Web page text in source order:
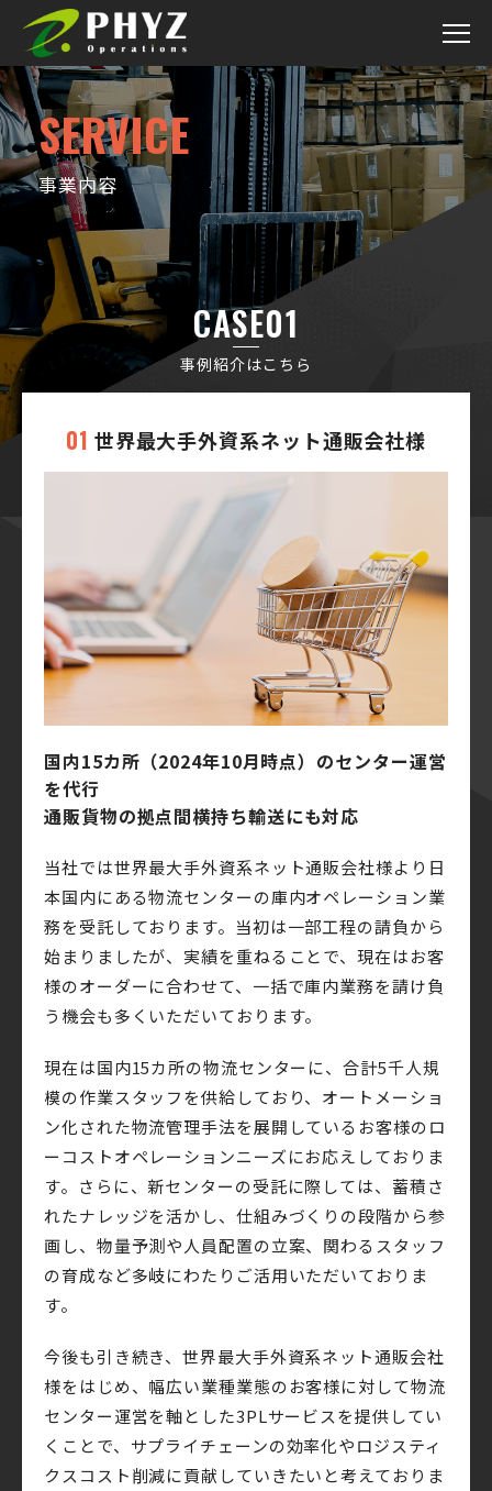
SERVICE
事業内容
CASE01
事例紹介はこちら
01 世界最大手外資系ネット通販会社様
国内15カ所（2024年10月時点）のセンター運営
を代行
通販貨物の拠点間横持ち輸送にも対応
当社では世界最大手外資系ネット通販会社様より日
本国内にある物流センターの庫内オペレーション業
務を受託しております。当初は一部工程の請負から
始まりましたが、実績を重ねることで、現在はお客
様のオーダーに合わせて、一括で庫内業務を請け負
う機会も多くいただいております。
現在は国内15カ所の物流センターに、合計5千人規
模の作業スタッフを供給しており、オートメーショ
ン化された物流管理手法を展開しているお客様のロ
ーコストオペレーションニーズにお応えしておりま
す。さらに、新センターの受託に際しては、蓄積さ
れたナレッジを活かし、仕組みづくりの段階から参
画し、物量予測や人員配置の立案、関わるスタッフ
の育成など多岐にわたりご活用いただいておりま
す。
今後も引き続き、世界最大手外資系ネット通販会社
様をはじめ、幅広い業種業態のお客様に対して物流
センター運営を軸とした3PLサービスを提供してい
くことで、サプライチェーンの効率化やロジスティ
クスコスト削減に貢献していきたいと考えておりま